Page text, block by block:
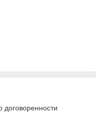
договоренности